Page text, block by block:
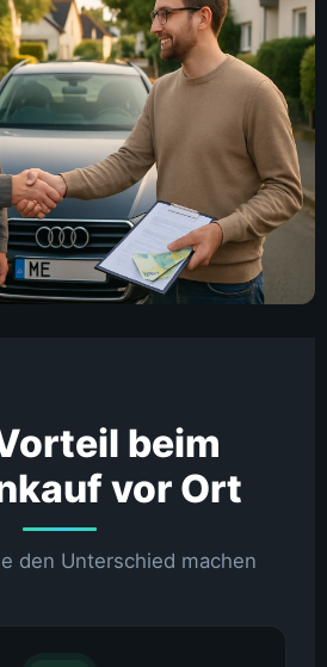
beim
vor Ort
den Unterschied machen